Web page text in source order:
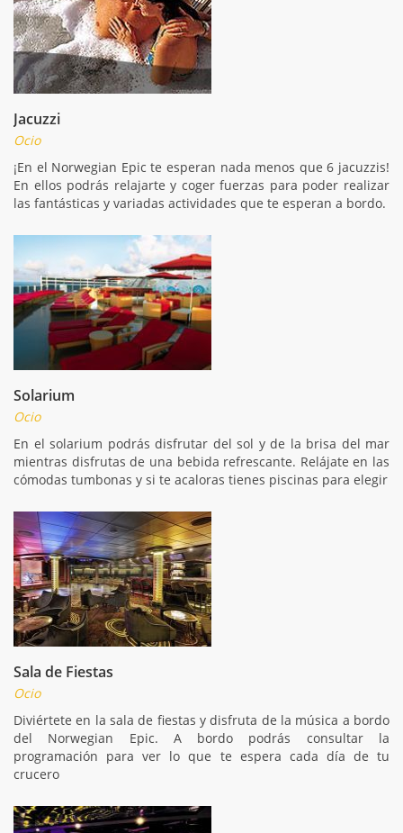
Jacuzzi
Ocio
¡En el Norwegian Epic te esperan nada menos que 6 jacuzzis!
En ellos podrás relajarte y coger fuerzas para poder realizar
las fantásticas y variadas actividades que te esperan a bordo.
Solarium
Ocio
En el solarium podrás disfrutar del sol y de la brisa del mar
mientras disfrutas de una bebida refrescante. Relájate en las
cómodas tumbonas y si te acaloras tienes piscinas para elegir
Sala de Fiestas
Ocio
Diviértete en la sala de fiestas y disfruta de la música a bordo
del Norwegian Epic. A bordo podrás consultar la
programación para ver lo que te espera cada día de tu
crucero